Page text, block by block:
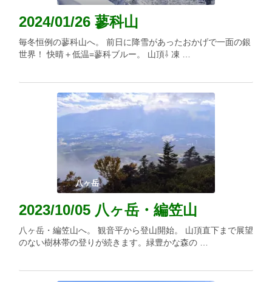
2024/01/26 蓼科山
毎冬恒例の蓼科山へ。 前日に降雪があったおかげで一面の銀
世界！ 快晴＋低温=蓼科ブルー。 山頂⇩ 凍 …
八ヶ岳
2023/10/05 八ヶ岳・編笠山
八ヶ岳・編笠山へ。 観音平から登山開始。 山頂直下まで展望
のない樹林帯の登りが続きます。緑豊かな森の …